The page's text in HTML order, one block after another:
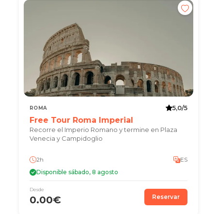
ROMA 5,0/5
Free Tour Roma Imperial
Recorre el Imperio Romano y termine en Plaza
Venecia y Campidoglio
2h
ES
Disponible sábado, 8 agosto
Desde
0.00€ Reservar